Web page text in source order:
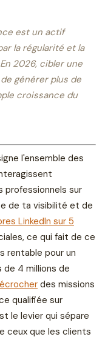
est un actif
la régularité et la
2026, cibler une
générer plus de
croissance du
l'ensemble des
sur
de ta visibilité et de
LinkedIn sur 5
ce qui fait de ce
rentable pour un
de 4 millions de
des missions
qualifiée sur
le levier qui sépare
ceux que les clients